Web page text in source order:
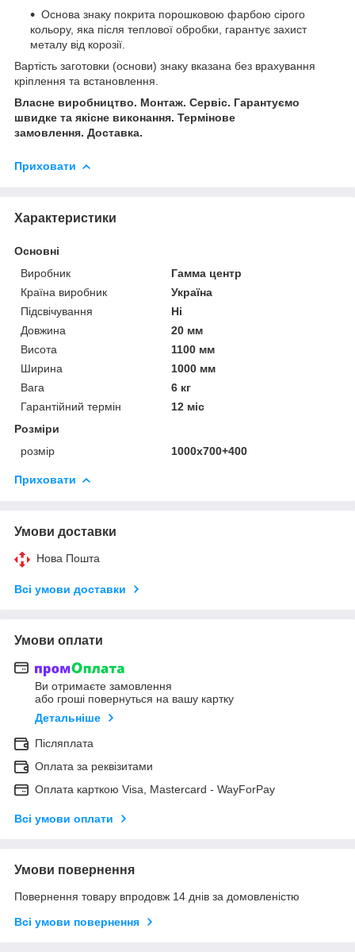
Основа знаку покрита порошковою фарбою сірого
кольору, яка після теплової обробки, гарантує захист
металу від корозії.
Вартість заготовки (основи) знаку вказана без врахування
кріплення та встановлення.
Власне виробництво. Монтаж. Сервіс. Гарантуємо
швидке та якісне виконання. Термінове
замовлення. Доставка.
Приховати
Характеристики
Основні
Виробник
Гамма центр
Країна виробник
Україна
Підсвічування
Ні
Довжина
20 мм
Висота
1100 мм
Ширина
1000 мм
Вага
6 кг
Гарантійний термін
12 міс
Розміри
розмір
1000х700+400
Приховати
Умови доставки
Нова Пошта
Всі умови доставки
Умови оплати
Ви отримаєте замовлення
або гроші повернуться на вашу картку
Детальніше
Післяплата
Оплата за реквізитами
Оплата карткою Visa, Mastercard - WayForPay
Всі умови оплати
Умови повернення
Повернення товару впродовж 14 днів за домовленістю
Всі умови повернення